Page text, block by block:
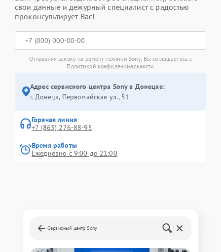
свои данные и дежурный специалист с радостью
проконсультирует Вас!
Отправляя заявку на ремонт техники Sony, Вы соглашаетесь с
Политикой конфиденциальности
Адрес сервисного центра Sony в Донецке:
г. Донецк, Первомайская ул., 51
Горячая линия
+7 (863) 276-88-95
Время работы
Ежедневно с 9:00 до 21:00
Сервисный центр Sony